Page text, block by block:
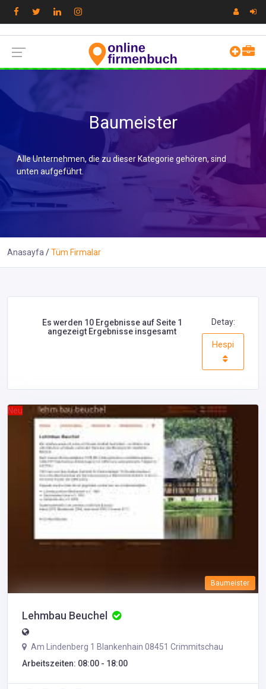
Baumeister
Alle Unternehmen, die zu dieser Kategorie gehören, sind
unten aufgeführt.
Anasayfa Tüm Firmalar
Es werden 10 Ergebnisse auf Seite 1
angezeigt Ergebnisse insgesamt
Detay:
Hespi
Neu
Baumeister
Lehmbau Beuchel
Am Lindenberg 1 Blankenhain 08451 Crimmitschau
Arbeitszeiten: 08:00 - 18:00